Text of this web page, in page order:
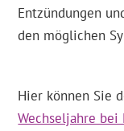
Entzündungen
den möglichen
Hier können Sie
Wechseljahre bei